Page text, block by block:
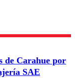
comentario
de Carahue por
SAE